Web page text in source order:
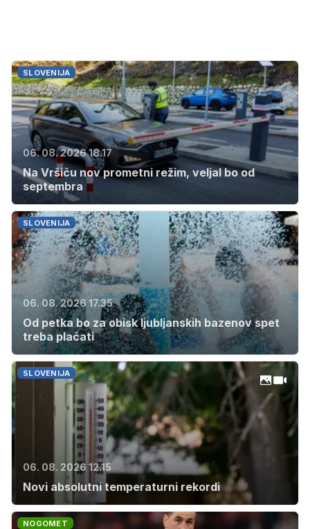
SLOVENIJA
06. 08. 2026 18.17
Na Vršiču nov prometni režim, veljal bo od
septembra
SLOVENIJA
06. 08. 2026 17.35
Od petka bo za obisk ljubljanskih bazenov spet
treba plačati
SLOVENIJA
06. 08. 2026 12.15
Novi absolutni temperaturni rekordi
NOGOMET